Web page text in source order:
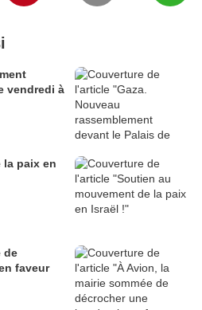
vendredi à
la paix en
de
faveur